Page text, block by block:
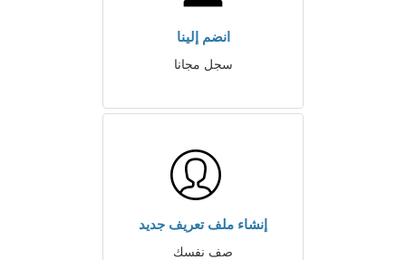
انضم إلينا
سجل مجانا
إنشاء ملف تعريف جديد
صف نفسك